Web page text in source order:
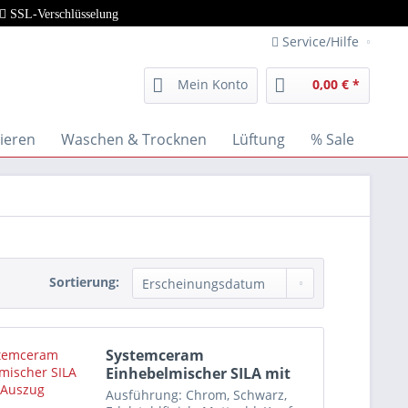
SSL-Verschlüsselung
Service/Hilfe
Mein Konto 0,00 € *
Waschen & Trocknen Lüftung % Sale
Sortierung:
Systemceram
Einhebelmischer SILA mit
Auszug
Ausführung: Chrom, Schwarz,